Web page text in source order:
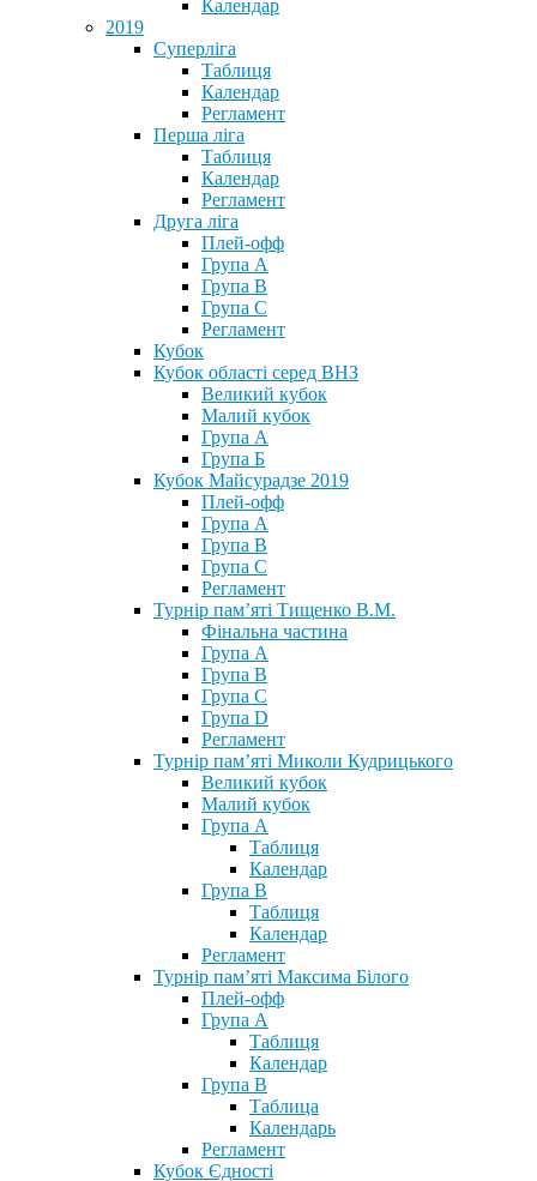
Календар
2019
Суперліга
Таблиця
Календар
Регламент
Перша ліга
Таблиця
Календар
Регламент
Друга ліга
Плей-офф
Група А
Група В
Група С
Регламент
Кубок
Кубок області серед ВНЗ
Великий кубок
Малий кубок
Група А
Група Б
Кубок Майсурадзе 2019
Плей-офф
Група А
Група В
Група С
Регламент
Турнір пам’яті Тищенко В.М.
Фінальна частина
Група А
Група В
Група С
Група D
Регламент
Турнір пам’яті Миколи Кудрицького
Великий кубок
Малий кубок
Група А
Таблиця
Календар
Група В
Таблиця
Календар
Регламент
Турнір пам’яті Максима Білого
Плей-офф
Група А
Таблиця
Календар
Група В
Таблица
Календарь
Регламент
Кубок Єдності